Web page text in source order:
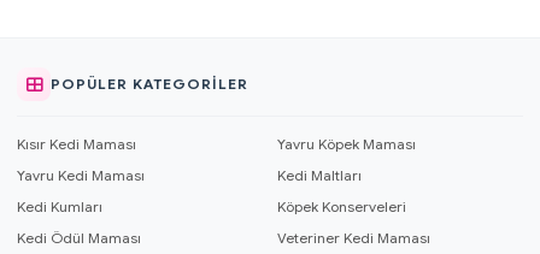
POPÜLER KATEGORILER
Kısır Kedi Maması
Yavru Köpek Maması
Yavru Kedi Maması
Kedi Maltları
Kedi Kumları
Köpek Konserveleri
Kedi Ödül Maması
Veteriner Kedi Maması